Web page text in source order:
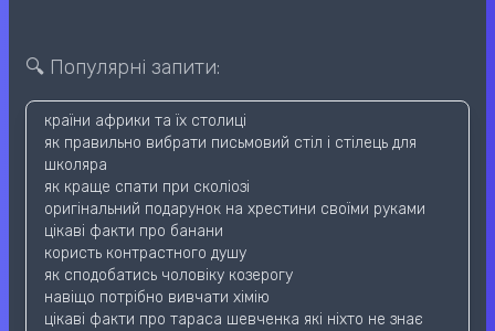
🔍 Популярні запити:
країни африки та їх столиці
як правильно вибрати письмовий стіл і стілець для
школяра
як краще спати при сколіозі
оригінальний подарунок на хрестини своїми руками
цікаві факти про банани
користь контрастного душу
як сподобатись чоловіку козерогу
навіщо потрібно вивчати хімію
цікаві факти про тараса шевченка які ніхто не знає